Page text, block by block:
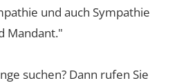
und auch Sympathie
Mandant."
suchen? Dann rufen Sie